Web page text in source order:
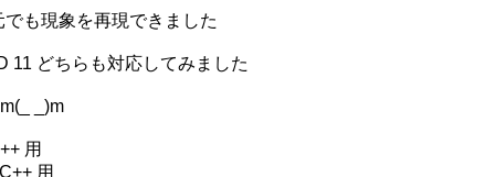
も現象を再現できました
11 どちらも対応してみました
_)m